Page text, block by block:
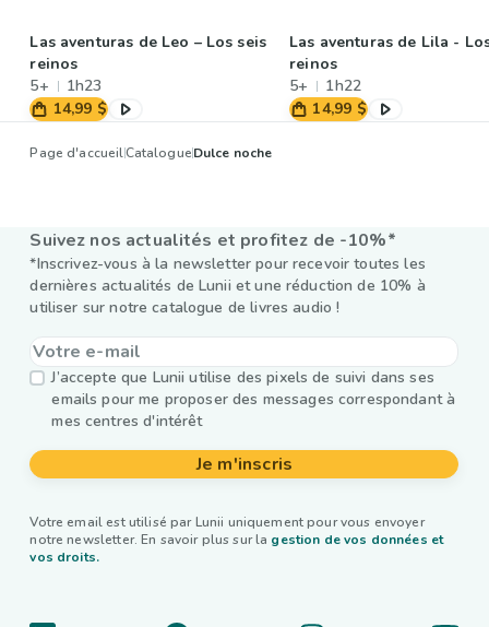
Las aventuras de Leo – Los seis
reinos
5+
1h23
14,99 $
Las aventuras de Lila -
reinos
5+
1h22
14,99 $
Page d'accueilCatalogueDulce noche
Suivez nos actualités et profitez de -10%*
*Inscrivez-vous à la newsletter pour recevoir toutes les
dernières actualités de Lunii et une réduction de 10% à
utiliser sur notre catalogue de livres audio !
J’accepte que Lunii utilise des pixels de suivi dans ses
emails pour me proposer des messages correspondant à
mes centres d'intérêt
Je m'inscris
Votre email est utilisé par Lunii uniquement pour vous envoyer
notre newsletter. En savoir plus sur la gestion de vos données et
vos droits.